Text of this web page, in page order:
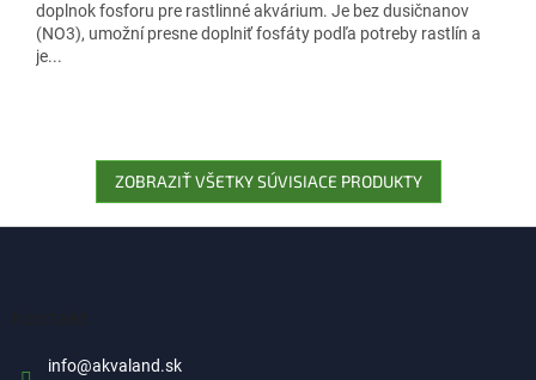
doplnok fosforu pre rastlinné akvárium. Je bez dusičnanov
(NO3), umožní presne doplniť fosfáty podľa potreby rastlín a
je...
ZOBRAZIŤ VŠETKY SÚVISIACE PRODUKTY
info@akvaland.sk